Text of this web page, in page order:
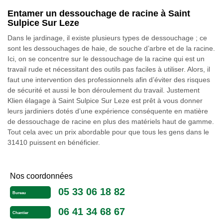
Entamer un dessouchage de racine à Saint
Sulpice Sur Leze
Dans le jardinage, il existe plusieurs types de dessouchage ; ce
sont les dessouchages de haie, de souche d’arbre et de la racine.
Ici, on se concentre sur le dessouchage de la racine qui est un
travail rude et nécessitant des outils pas faciles à utiliser. Alors, il
faut une intervention des professionnels afin d’éviter des risques
de sécurité et aussi le bon déroulement du travail. Justement
Klien élagage à Saint Sulpice Sur Leze est prêt à vous donner
leurs jardiniers dotés d’une expérience conséquente en matière
de dessouchage de racine en plus des matériels haut de gamme.
Tout cela avec un prix abordable pour que tous les gens dans le
31410 puissent en bénéficier.
Nos coordonnées
Bureau 05 33 06 18 82
Chantier 06 41 34 68 67